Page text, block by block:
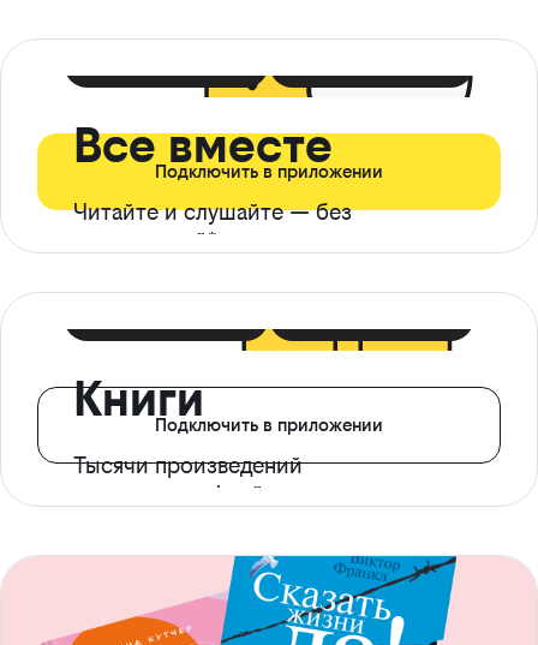
Все вместе
Читайте и слушайте — без
ограничений*
Подключить в приложении
Книги
Тысячи произведений
с доступом офлайн
Подключить в приложении